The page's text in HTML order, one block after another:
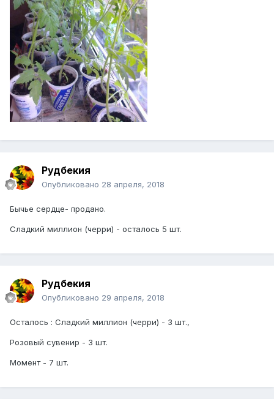
Рудбекия
Опубликовано 28 апреля, 2018
Бычье сердце- продано.
Сладкий миллион (черри) - осталось 5 шт.
Рудбекия
Опубликовано 29 апреля, 2018
Осталось : Сладкий миллион (черри) - 3 шт.,
Розовый сувенир - 3 шт.
Момент - 7 шт.